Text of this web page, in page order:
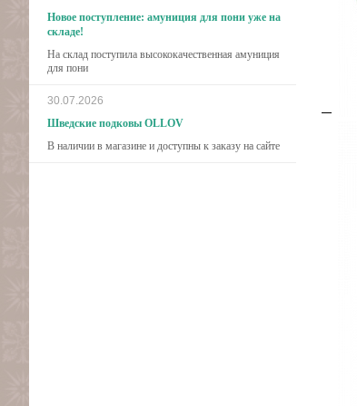
Новое поступление: амуниция для пони уже на
складе!
На склад поступила высококачественная амуниция
для пони
30.07.2026
Шведские подковы OLLOV
В наличии в магазине и доступны к заказу на сайте